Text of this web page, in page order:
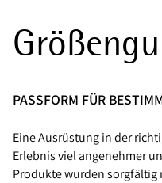
PASSFORM FÜR
Eine Ausrüstung in der
Erlebnis viel angenehmer
Produkte wurden sorgfältig